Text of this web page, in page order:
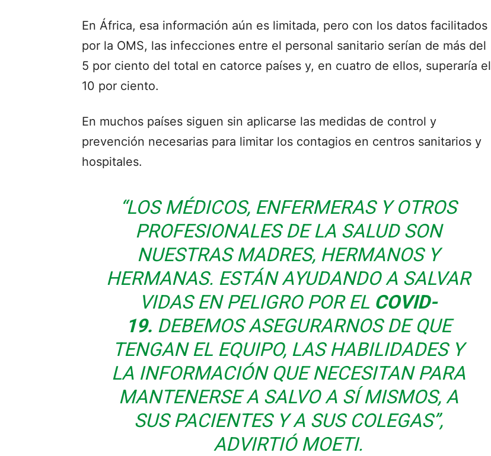
En África, esa información aún es limitada, pero con los datos facilitados
por la OMS, las infecciones entre el personal sanitario serían de más del
5 por ciento del total en catorce países y, en cuatro de ellos, superaría el
10 por ciento.
En muchos países siguen sin aplicarse las medidas de control y
prevención necesarias para limitar los contagios en centros sanitarios y
hospitales.
“LOS MÉDICOS, ENFERMERAS Y OTROS
PROFESIONALES DE LA SALUD SON
NUESTRAS MADRES, HERMANOS Y
HERMANAS. ESTÁN AYUDANDO A SALVAR
VIDAS EN PELIGRO POR ELCOVID-
19. DEBEMOS ASEGURARNOS DE QUE
TENGAN EL EQUIPO, LAS HABILIDADES Y
LA INFORMACIÓN QUE NECESITAN PARA
MANTENERSE A SALVO A SÍ MISMOS, A
SUS PACIENTES Y A SUS COLEGAS”,
ADVIRTIÓ MOETI.